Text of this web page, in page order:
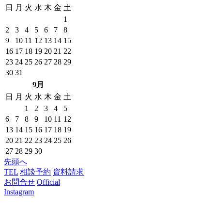
日
月 火 水 木 金 土
1
2
3 4 5 6 7
8
9
10 11 12 13 14 15
16 17 18 19 20 21 22
23 24 25 26 27 28 29
30 31
9月
日
月 火 水 木 金 土
1
2 3 4
5
6
7 8 9 10 11 12
13 14 15 16 17 18 19
20 21 22 23 24 25 26
27 28 29 30
先頭へ
TEL 相談予約 資料請求
お問合せ Official
Instagram